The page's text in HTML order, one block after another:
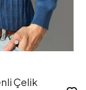
Çelik